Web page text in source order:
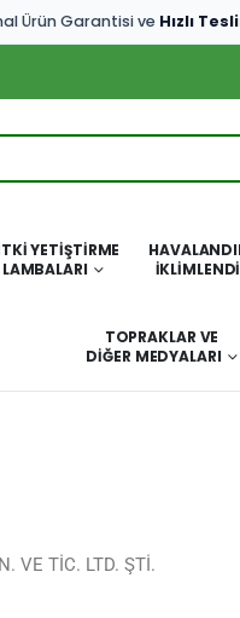
Ürün Garantisi ve Hızlı
YETIŞTIRME
LAMBALARI
TOPRAKLAR VE
DIĞER MEDYALARI
VE TİC. LTD. ŞTİ.